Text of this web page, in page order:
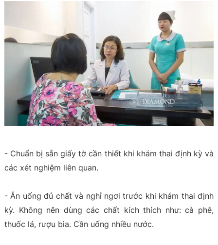
- Chuẩn bị sẵn giấy tờ cần thiết khi khám thai định kỳ và
các xét nghiệm liên quan.
- Ăn uống đủ chất và nghỉ ngơi trước khi khám thai định
kỳ. Không nên dùng các chất kích thích như: cà phê,
thuốc lá, rượu bia. Cần uống nhiều nước.